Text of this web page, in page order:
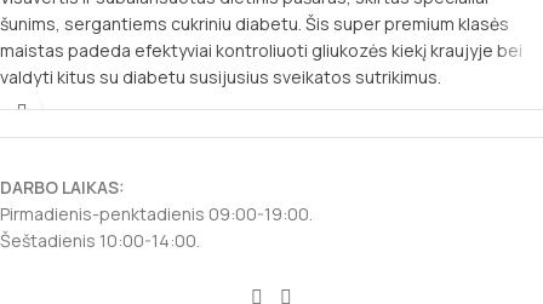
šunims, sergantiems cukriniu diabetu. Šis super premium klasės
maistas padeda efektyviai kontroliuoti gliukozės kiekį kraujyje bei
valdyti kitus su diabetu susijusius sveikatos sutrikimus.
DARBO LAIKAS:
Pirmadienis-penktadienis 09:00-19:00.
Šeštadienis 10:00-14:00.